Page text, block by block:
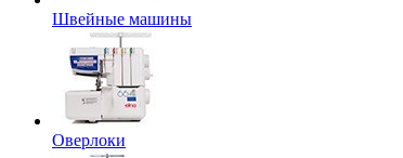
Швейные машины
Оверлоки